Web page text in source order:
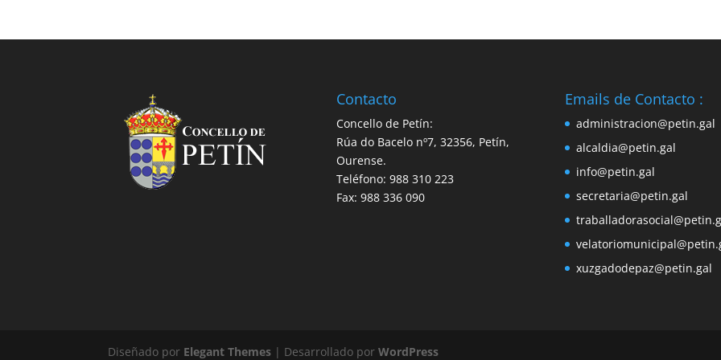
Contacto
Concello de Petín:
Rúa do Bacelo nº7, 32356, Petín,
Ourense.
Teléfono: 988 310 223
Fax: 988 336 090
Emails de Contacto :
administracion@petin.gal
alcaldia@petin.gal
info@petin.gal
secretaria@petin.gal
xuzgadodepaz@petin.gal
Diseñado por Elegant Themes | Desarrollado porWordPress